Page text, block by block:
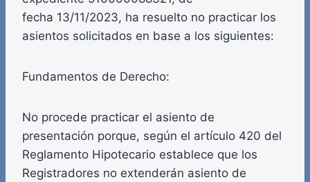
fecha 13/11/2023, ha resuelto no practicar los
asientos solicitados en base a los siguientes:
Fundamentos de Derecho:
No procede practicar el asiento de
presentación porque, según el artículo 420 del
Reglamento Hipotecario establece que los
Registradores no extenderán asiento de